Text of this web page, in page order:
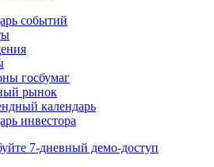
глобальную базу данных
доступ
событий
рынок